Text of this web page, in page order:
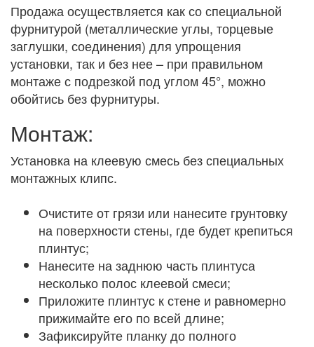
Продажа осуществляется как со специальной
фурнитурой (металлические углы, торцевые
заглушки, соединения) для упрощения
установки, так и без нее – при правильном
монтаже с подрезкой под углом 45°, можно
обойтись без фурнитуры.
Монтаж:
Установка на клеевую смесь без специальных
монтажных клипс.
Очистите от грязи или нанесите грунтовку
на поверхности стены, где будет крепиться
плинтус;
Нанесите на заднюю часть плинтуса
несколько полос клеевой смеси;
Приложите плинтус к стене и равномерно
прижимайте его по всей длине;
Зафиксируйте планку до полного